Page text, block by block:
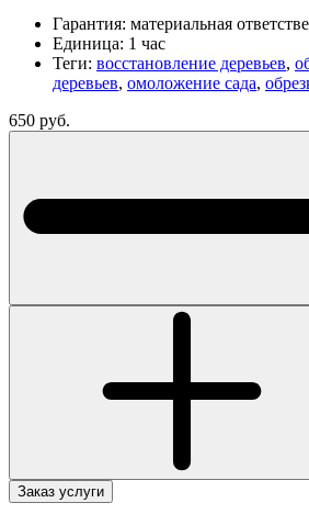
Гарантия: материальная
Единица: 1 час
Теги: восстановление деревьев,
деревьев, омоложение сада,
650 руб.
Заказ услуги